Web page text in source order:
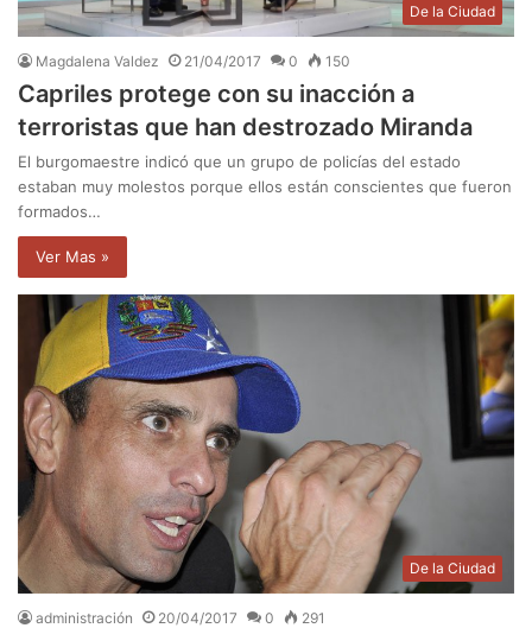
De la Ciudad
Magdalena Valdez 21/04/2017 0 150
Capriles protege con su inacción a
terroristas que han destrozado Miranda
El burgomaestre indicó que un grupo de policías del estado
estaban muy molestos porque ellos están conscientes que fueron
formados…
Ver Mas »
De la Ciudad
administración 20/04/2017 0 291